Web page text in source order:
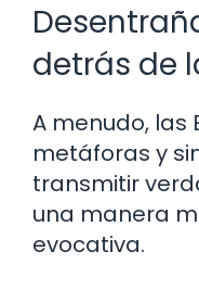
detrás de
A menudo, las
metáforas y
transmitir
una manera
evocativa.